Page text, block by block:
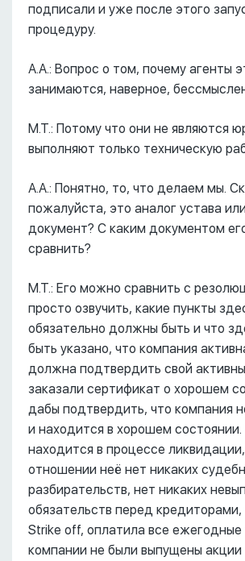
подписали и уже после этого
процедуру.
А.А.: Вопрос о том, почему агенты
занимаются, наверное,
М.Т.: Потому что они не являются
выполняют только техническую
А.А.: Понятно, то, что делаем мы.
пожалуйста, это аналог устава
документ? С каким документом
сравнить?
М.Т.: Его можно сравнить с
просто озвучить, какие пункты
обязательно должны быть и что
быть указано, что компания
должна подтвердить свой
заказали сертификат о хорошем
дабы подтвердить, что компания
и находится в хорошем состоянии.
находится в процессе
отношении неё нет никаких
разбирательств, нет никаких
обязательств перед кредиторами,
Strike off, оплатила все ежегодные
компании не были выпущены акции